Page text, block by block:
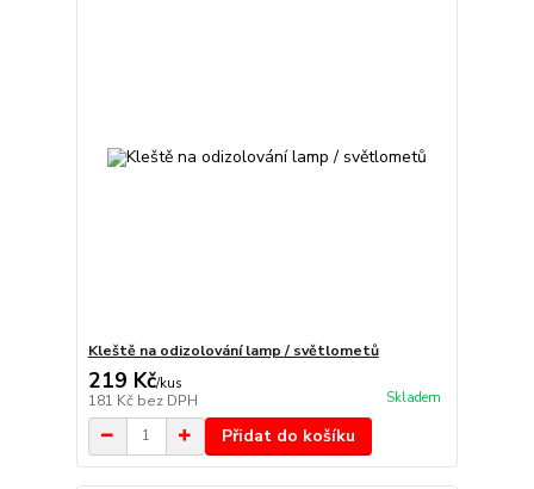
Kleště na odizolování lamp / světlometů
219 Kč/kus
181 Kč bez DPH Skladem
Přidat do košíku